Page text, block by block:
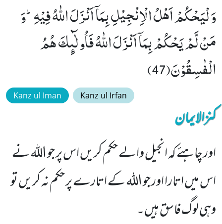
وَ لْیَحْكُمْ اَهْلُ الْاِنْجِیْلِ بِمَاۤ اَنْزَلَ اللّٰهُ فِیْهِؕ-وَ
مَنْ لَّمْ یَحْكُمْ بِمَاۤ اَنْزَلَ اللّٰهُ فَاُولٰٓىٕكَ هُمُ
الْفٰسِقُوْنَ(47)
Kanz ul Iman Kanz ul Irfan
کنزالایمان
اور چاہئے کہ انجیل والے حکم کریں اس پر جو اللہ نے
اس میں اتارا اور جو اللہ کے اتارے پر حکم نہ کریں تو
وہی لوگ فاسق ہیں۔